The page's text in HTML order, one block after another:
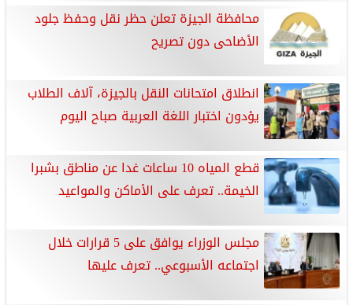
محافظة الجيزة تعلن حظر نقل وحفظ جلود
الأضاحى دون تصريح
انطلاق امتحانات النقل بالجيزة، آلاف الطلاب
يؤدون اختبار اللغة العربية صباح اليوم
قطع المياه 10 ساعات غدا عن مناطق بشبرا
الخيمة.. تعرف على الأماكن والمواعيد
مجلس الوزراء يوافق على 5 قرارات خلال
اجتماعه الأسبوعي.. تعرف عليها